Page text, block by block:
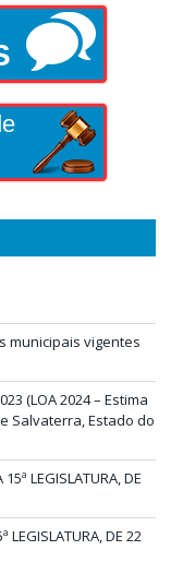
municipais vigentes
(LOA 2024 – Estima
Salvaterra, Estado do
LEGISLATURA, DE
LEGISLATURA, DE 22